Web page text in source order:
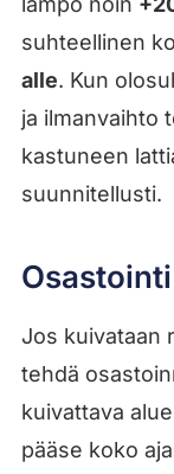
suhteellinen
alle. Kun
ja ilmanvaihto
kastuneen
suunnitellusti.
Jos kuivataan
tehdä
kuivattava
pääse koko